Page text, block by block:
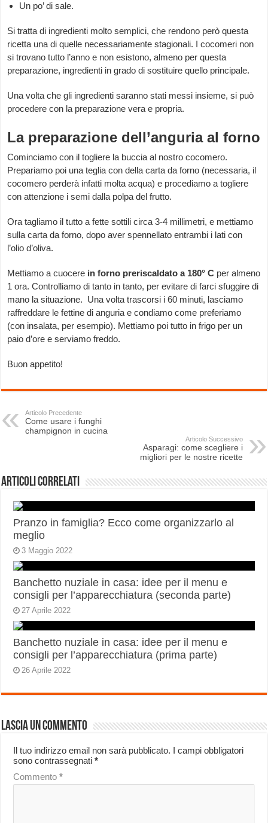
Un po’ di sale.
Si tratta di ingredienti molto semplici, che rendono però questa
ricetta una di quelle necessariamente stagionali. I cocomeri non
si trovano tutto l’anno e non esistono, almeno per questa
preparazione, ingredienti in grado di sostituire quello principale.
Una volta che gli ingredienti saranno stati messi insieme, si può
procedere con la preparazione vera e propria.
La preparazione dell’anguria al forno
Cominciamo con il togliere la buccia al nostro cocomero.
Prepariamo poi una teglia con della carta da forno (necessaria, il
cocomero perderà infatti molta acqua) e procediamo a togliere
con attenzione i semi dalla polpa del frutto.
Ora tagliamo il tutto a fette sottili circa 3-4 millimetri, e mettiamo
sulla carta da forno, dopo aver spennellato entrambi i lati con
l’olio d’oliva.
Mettiamo a cuocere in forno preriscaldato a 180° C per almeno
1 ora. Controlliamo di tanto in tanto, per evitare di farci sfuggire di
mano la situazione. Una volta trascorsi i 60 minuti, lasciamo
raffreddare le fettine di anguria e condiamo come preferiamo
(con insalata, per esempio). Mettiamo poi tutto in frigo per un
paio d’ore e serviamo freddo.
Buon appetito!
Articolo Precedente
Come usare i funghi
champignon in cucina
Articolo Successivo
Asparagi: come scegliere i
migliori per le nostre ricette
Articoli correlati
Pranzo in famiglia? Ecco come organizzarlo al
meglio
3 Maggio 2022
Banchetto nuziale in casa: idee per il menu e
consigli per l’apparecchiatura (seconda parte)
27 Aprile 2022
Banchetto nuziale in casa: idee per il menu e
consigli per l’apparecchiatura (prima parte)
26 Aprile 2022
Lascia un commento
Il tuo indirizzo email non sarà pubblicato. I campi obbligatori
sono contrassegnati*
Commento*